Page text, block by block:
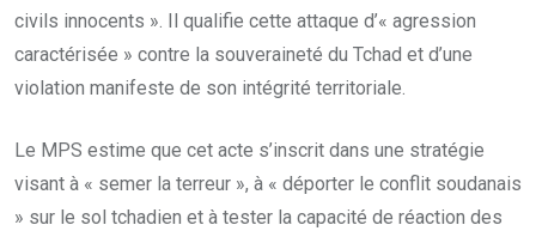
civils innocents ». Il qualifie cette attaque d’« agression
caractérisée » contre la souveraineté du Tchad et d’une
violation manifeste de son intégrité territoriale.
Le MPS estime que cet acte s’inscrit dans une stratégie
visant à « semer la terreur », à « déporter le conflit soudanais
» sur le sol tchadien et à tester la capacité de réaction des